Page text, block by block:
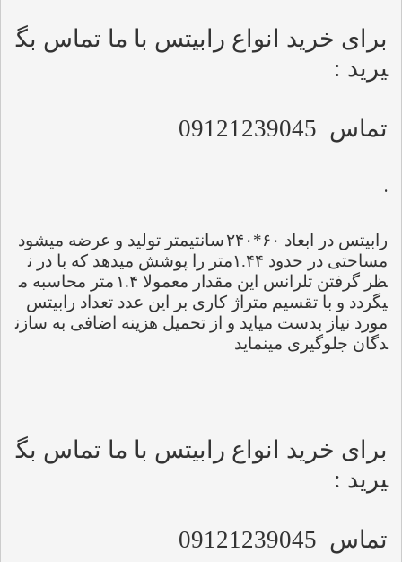
برای خرید انواع رابیتس با ما تماس بگ
یرید :
تماس 09121239045
.
رابیتس در ابعاد ۶۰*۲۴۰
مساحتی در حدود ۱.۴۴متر را پوشش میدهد که با در ن
ظر گرفتن تلرانس این مقدار معمولا ۱.۴ متر محاسبه م
مورد نیاز بدست میاید و از تحمیل هزینه اضافی به سازن
دگان جلوگیری مینماید
برای خرید انواع رابیتس با ما تماس بگ
یرید :
تماس 09121239045